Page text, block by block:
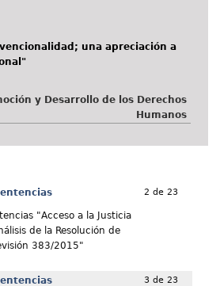
una apreciación a
y Desarrollo de los Derechos
Humanos
"Acceso a la Justicia
de la Resolución de
383/2015"
2 de 23
3 de 23